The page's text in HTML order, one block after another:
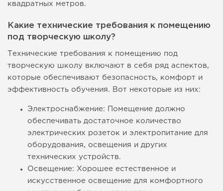
квадратных метров.
Какие технические требования к помещению
под творческую школу?
Технические требования к помещению под
творческую школу включают в себя ряд аспектов,
которые обеспечивают безопасность, комфорт и
эффективность обучения. Вот некоторые из них:
Электроснабжение: Помещение должно
обеспечивать достаточное количество
электрических розеток и электропитание для
оборудования, освещения и других
технических устройств.
Освещение: Хорошее естественное и
искусственное освещение для комфортного